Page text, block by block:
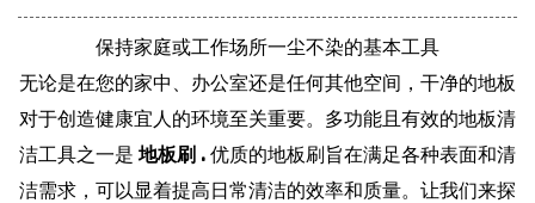
保持家庭或工作场所一尘不染的基本工具
无论是在您的家中、办公室还是任何其他空间，干净的地板
对于创造健康宜人的环境至关重要。多功能且有效的地板清
洁工具之一是 地板刷 . 优质的地板刷旨在满足各种表面和清
洁需求，可以显着提高日常清洁的效率和质量。让我们来探